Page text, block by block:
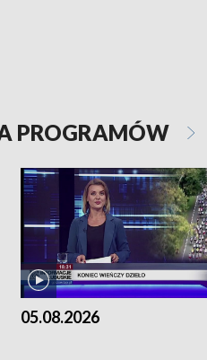
PROGRAMÓW
05.08.2026